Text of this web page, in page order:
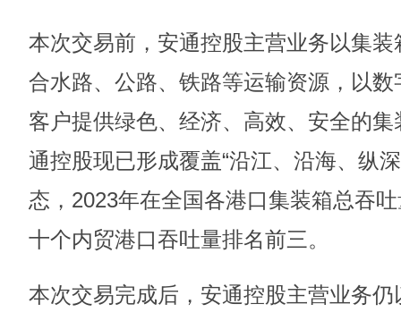
本次交易前，安通控股主营业务以集
合水路、公路、铁路等运输资源，以
客户提供绿色、经济、高效、安全的
通控股现已形成覆盖“沿江、沿海、纵
态，2023年在全国各港口集装箱总吞
十个内贸港口吞吐量排名前三。
本次交易完成后，安通控股主营业务